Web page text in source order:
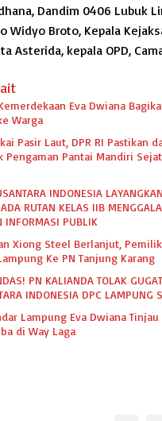
Dandim 0406 Lubuk
Widyo Broto, Kepala
Asterida, kepala OPD,
Eva Dwiana
Warga
Pasir Laut, DPR RI Pastikan
Pengaman Pantai Mandiri
INDONESIA
RUTAN KELAS IIB
INFORMASI PUBLIK
Xiong Steel Berlanjut,
Ke PN Tanjung Karang
PN KALIANDA TOLAK
INDONESIA DPC LAMPUNG
Lampung Eva Dwiana
di Way Laga